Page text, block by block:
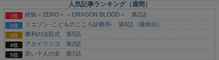
人気記事ランキング（週間）
絶狼＜ZERO＞ ～DRAGON BLOOD～ 第2話
リエゾン -こどものこころ診療所- 第8話（最終回）
勝利の法廷式 第5話
アカイリンゴ 第2話
黒い十人の女 第7話